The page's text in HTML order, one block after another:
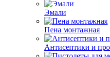
Эмали
Пена монтажная
Антисептики и